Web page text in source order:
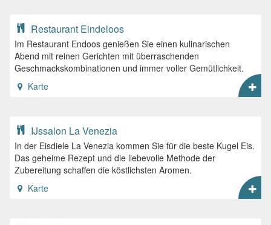
Restaurant Eindeloos
Im Restaurant Endoos genießen Sie einen kulinarischen
Abend mit reinen Gerichten mit überraschenden
Geschmackskombinationen und immer voller Gemütlichkeit.
Karte
IJssalon La Venezia
In der Eisdiele La Venezia kommen Sie für die beste Kugel Eis.
Das geheime Rezept und die liebevolle Methode der
Zubereitung schaffen die köstlichsten Aromen.
Karte